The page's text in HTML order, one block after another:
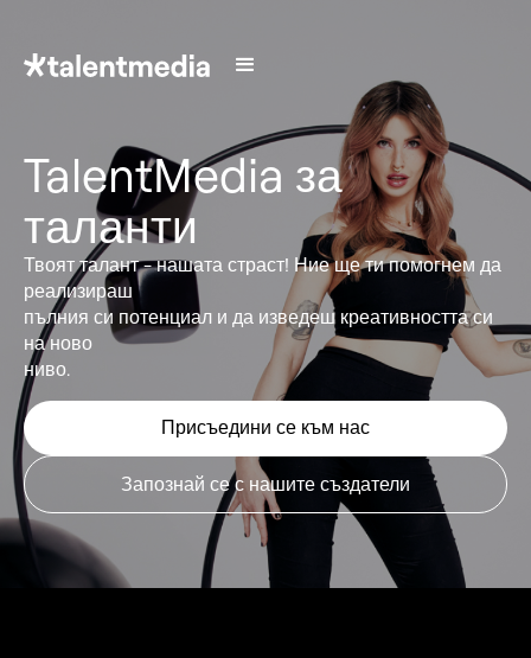
TalentMedia за
таланти
Твоят талант - нашата страст! Ние ще ти помогнем да
реализираш
пълния си потенциал и да изведеш креативността си
на ново
ниво.
Присъедини се към нас
Запознай се с нашите създатели